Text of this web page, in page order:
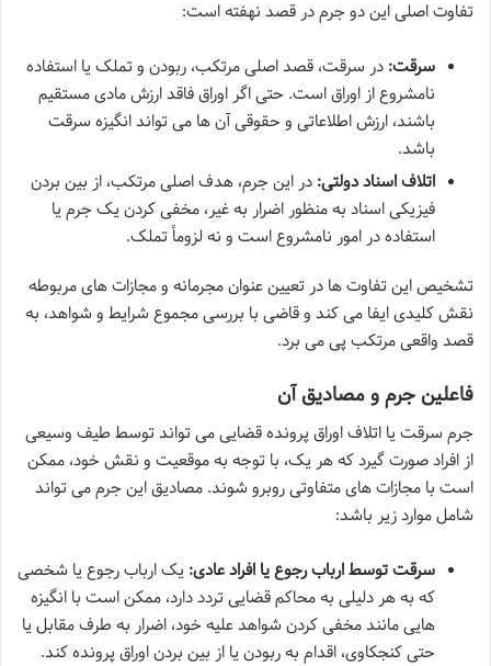
تفاوت اصلی این دو جرم در قصد نهفته است:
سرقت: در سرقت، قصد اصلی مرتکب، ربودن و تملک یا استفاده
نامشروع از اوراق است. حتی اگر اوراق فاقد ارزش مادی مستقیم
باشند، ارزش اطلاعاتی و حقوقی آن ها می تواند انگیزه سرقت
باشد.
اتلاف اسناد دولتی: در این جرم، هدف اصلی مرتکب، از بین بردن
فیزیکی اسناد به منظور اضرار به غیر، مخفی کردن یک جرم یا
استفاده در امور نامشروع است و نه لزوماً تملک.
تشخیص این تفاوت ها در تعیین عنوان مجرمانه و مجازات های مربوطه
نقش کلیدی ایفا می کند و قاضی با بررسی مجموع شرایط و شواهد، به
قصد واقعی مرتکب پی می برد.
فاعلین جرم و مصادیق آن
جرم سرقت یا اتلاف اوراق پرونده قضایی می تواند توسط طیف وسیعی
از افراد صورت گیرد که هر یک، با توجه به موقعیت و نقش خود، ممکن
است با مجازات های متفاوتی روبرو شوند. مصادیق این جرم می تواند
شامل موارد زیر باشد:
سرقت توسط ارباب رجوع یا افراد عادی: یک ارباب رجوع یا شخصی
که به هر دلیلی به محاکم قضایی تردد دارد، ممکن است با انگیزه
هایی مانند مخفی کردن شواهد علیه خود، اضرار به طرف مقابل یا
حتی کنجکاوی، اقدام به ربودن یا از بین بردن اوراق پرونده کند.